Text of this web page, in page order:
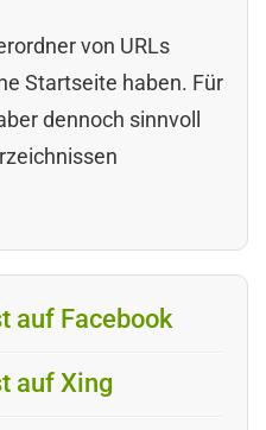
von URLs
Startseite haben. Für
dennoch sinnvoll
auf Facebook
auf Xing